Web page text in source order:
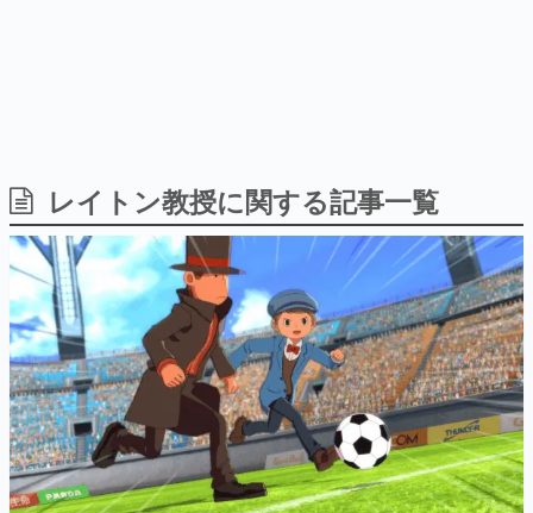
日本のコンテンツ産業やカルチャーに与えた影響を探る企
画です。
日本モバイルゲーム産業史
日本のモバイルゲーム史における主要なトピック・タイト
ルを網羅するほか、開発者へのインタビューや識者による
解説を掲載。約20年の歴史が一望できる決定版！
若ゲのいたり〜ゲームクリエイターの青春〜
『うつヌケ』『ペンと箸』等で知られるマンガ家・田中圭
一先生によるゲーム業界レポートマンガです。
なんでゲームは面白い？
ゲーム開発者・hamatsu氏がゲームの魅力を画面や操作の
具体的な形から解き明かしていく、硬派で骨太な評論連載
です。
レイトン教授に関する記事一覧